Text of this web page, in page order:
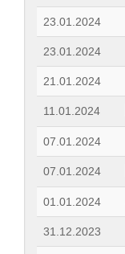
23.01.2024
23.01.2024
21.01.2024
11.01.2024
07.01.2024
07.01.2024
01.01.2024
31.12.2023